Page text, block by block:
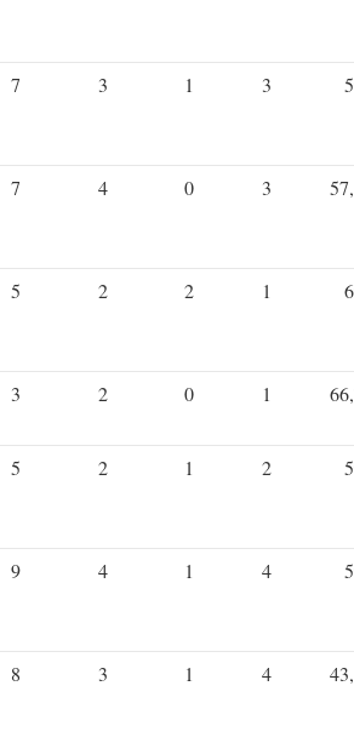
7 3 1 3
7 4 0 3
5 2 2 1
3 2 0 1
5 2 1 2
9 4 1 4
8 3 1 4